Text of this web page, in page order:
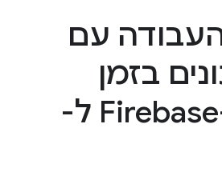
עם
בזמן
אמת ב-Firebase ל-